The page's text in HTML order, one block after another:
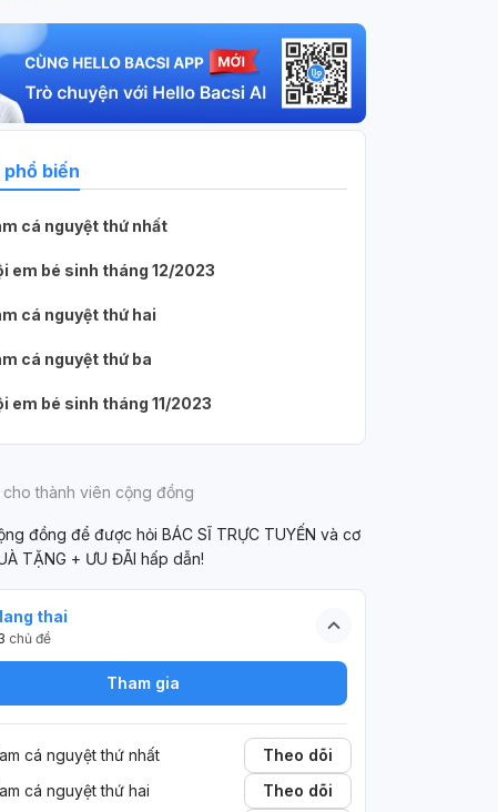
khi xuất
kh dùng
mang thai
mà em đag
mag thai
Người dùng ẩn danh
tay và bằng miệng, chỉ kích thích cho
e đã nhả ra hết.trong suốt quá trình
ạ, có lúc bạn nam còn mặc cả hai lớp
không đều. vậy em có mang thai không
phổ biến
cá nguyệt thứ nhất
em bé sinh tháng 12/2023
cá nguyệt thứ hai
cá nguyệt thứ ba
em bé sinh tháng 11/2023
thành viên cộng đồng
đồng để được hỏi BÁC SĨ TRỰC TUYẾN và cơ
TẶNG + ƯU ĐÃI hấp dẫn!
thai
chủ đề
Tham gia
cá nguyệt thứ nhất
Theo dõi
cá nguyệt thứ hai
Theo dõi